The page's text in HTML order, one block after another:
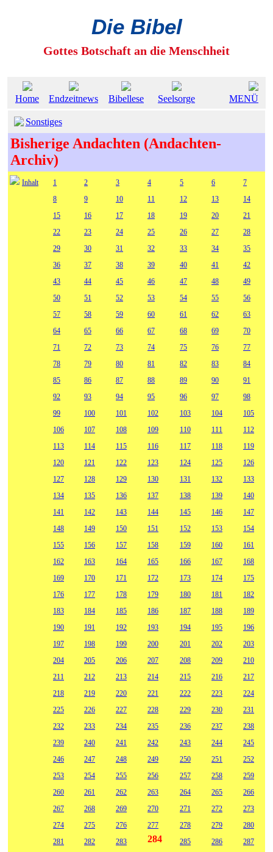
Die Bibel
Gottes Botschaft an die Menschheit
Home Endzeitnews Bibellese Seelsorge MENÜ
Sonstiges
Bisherige Andachten (Andachten-
Archiv)
Inhalt 1 2 3 4 5 6
7
8
9 10 11 12 13
14
15
16 17 18 19 20
21
22
23 24 25 26 27
28
29
30 31 32 33 34
35
36
37 38 39 40 41
42
43
44 45 46 47 48
49
50
51 52 53 54 55
56
57
58 59 60 61 62
63
64
65 66 67 68 69
70
71
72 73 74 75 76
77
78
79 80 81 82 83
84
85
86 87 88 89 90
91
92
93 94 95 96 97
98
99
100 101 102 103 104
105
106
107 108 109 110 111
112
113
114 115 116 117 118
119
120
121 122 123 124 125
126
127
128 129 130 131 132
133
134
135 136 137 138 139
140
141
142 143 144 145 146
147
148
149 150 151 152 153
154
155
156 157 158 159 160
161
162
163 164 165 166 167
168
169
170 171 172 173 174
175
176
177 178 179 180 181
182
183
184 185 186 187 188
189
190
191 192 193 194 195
196
197
198 199 200 201 202
203
204
205 206 207 208 209
210
211
212 213 214 215 216
217
218
219 220 221 222 223
224
225
226 227 228 229 230
231
232
233 234 235 236 237
238
239
240 241 242 243 244
245
246
247 248 249 250 251
252
253
254 255 256 257 258
259
260
261 262 263 264 265
266
267
268 269 270 271 272
273
274
275 276 277 278 279
280
281
282 283 284 285 286
287